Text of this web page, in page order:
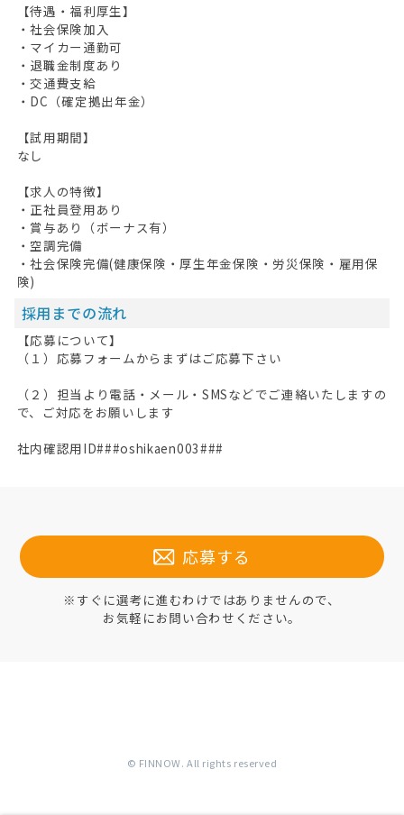
【待遇・福利厚生】
・社会保険加入
・マイカー通勤可
・退職金制度あり
・交通費支給
・DC（確定拠出年金）
【試用期間】
なし
【求人の特徴】
・正社員登用あり
・賞与あり（ボーナス有）
・空調完備
・社会保険完備(健康保険・厚生年金保険・労災保険・雇用保
険)
採用までの流れ
【応募について】
（１）応募フォームからまずはご応募下さい
（２）担当より電話・メール・SMSなどでご連絡いたしますの
で、ご対応をお願いします
社内確認用ID###oshikaen003###
応募する
※すぐに選考に進むわけではありませんので、
お気軽にお問い合わせください。
© FINNOW. All rights reserved